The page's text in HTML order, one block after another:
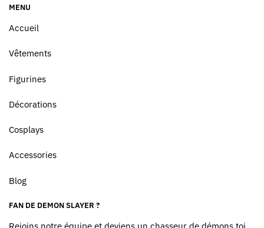
MENU
Accueil
Vêtements
Figurines
Décorations
Cosplays
Accessories
Blog
FAN DE DEMON SLAYER ?